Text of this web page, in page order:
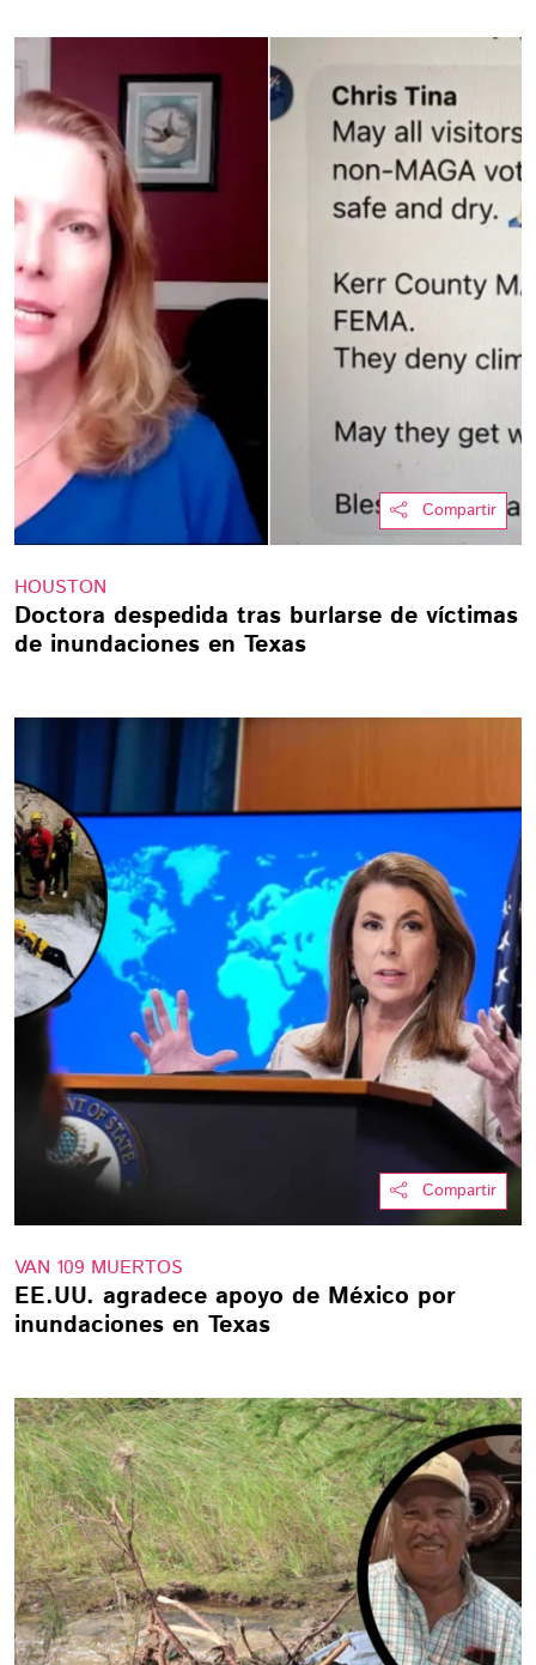
Compartir
HOUSTON
Doctora despedida tras burlarse de víctimas
de inundaciones en Texas
Compartir
VAN 109 MUERTOS
EE.UU. agradece apoyo de México por
inundaciones en Texas